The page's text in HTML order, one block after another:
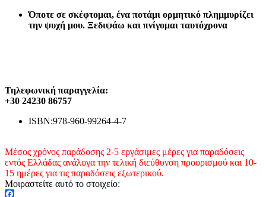
Όποτε σε σκέφτομαι, ένα ποτάμι ορμητικό πλημμυρίζει
την ψυχή μου. Ξεδιψάω και πνίγομαι ταυτόχρονα
Τηλεφωνική παραγγελία:
+30 24230 86757
ISBN:978-960-99264-4-7
Μέσος χρόνος παράδοσης 2-5 εργάσιμες μέρες για παραδόσεις
εντός Ελλάδας ανάλογα την τελική διεύθυνση προορισμού και 10-
15 ημέρες για τις παραδόσεις εξωτερικού.
Μοιραστείτε αυτό το στοιχείο: